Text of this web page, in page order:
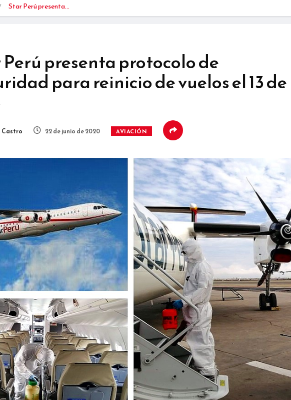
Star Perú presenta…
presenta protocolo de
para reinicio de vuelos el 13 de
Castro 22 de junio de 2020 AVIACIÓN